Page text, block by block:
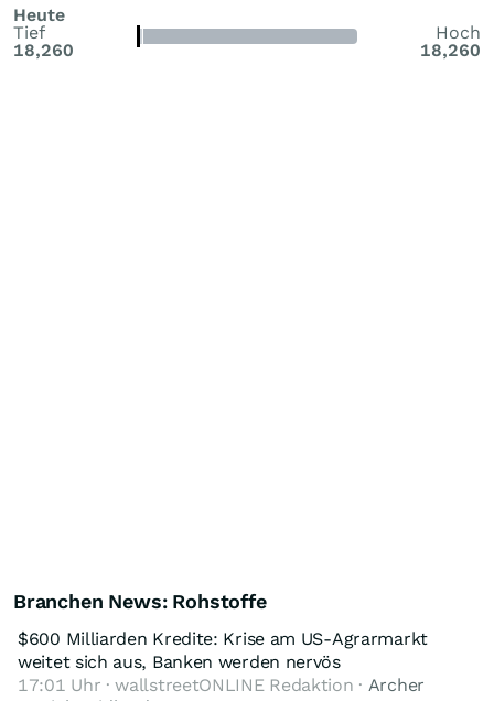
Heute
Tief
18,260
Hoch
18,260
Branchen News: Rohstoffe
$600 Milliarden Kredite: Krise am US-Agrarmarkt
weitet sich aus, Banken werden nervös
17:01 Uhr · wallstreetONLINE Redaktion · Archer